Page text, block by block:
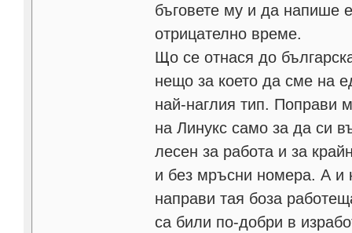
бъговете му и да напише
отрицателно време.
Що се отнася до
нещо за което да сме на
най-наглия тип. Поправи
на Линукс само за да си
лесен за работа и за
и без мръсни номера. А и
направи тая боза
са били по-добри в